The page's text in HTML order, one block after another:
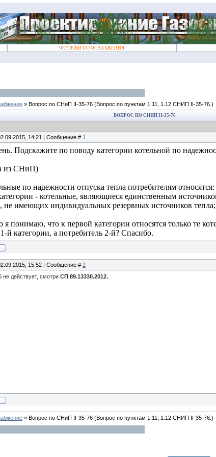
ЧЕРТЕЖИ ГАЗОСНАБЖЕНИЯ
» Вопрос по СНиП II-35-76 (Вопрос по пунктам 1.11, 1.12 СНИП II-35-76.)
ВОПРОС ПО СНИП II-35-76
14:21 | Сообщение # 1
Подскажите по поводу категории котельной по
из СНиП)
по надежности отпуска тепла потребителям относятся:
- котельные, являющиеся единственным
не имеющих индивидуальных резервных источников тепла;
я понимаю, что к первой категории относятся только те
1-й категории, а потребитель 2-й? Спасибо.
15:52 | Сообщение # 2
действует, смотри СП 89.13330.2012.
» Вопрос по СНиП II-35-76 (Вопрос по пунктам 1.11, 1.12 СНИП II-35-76.)